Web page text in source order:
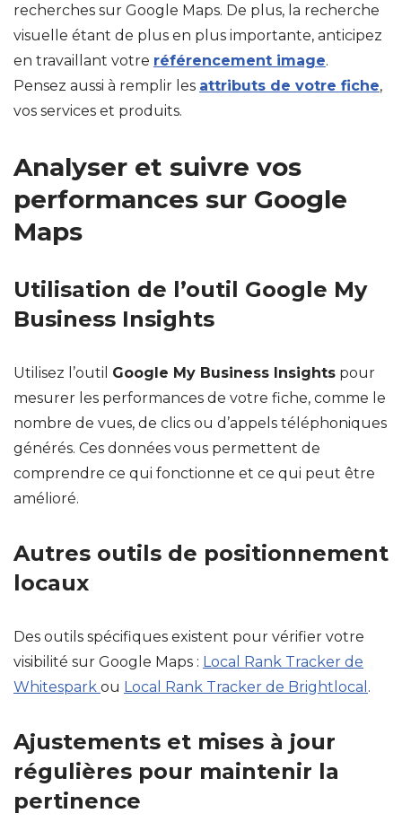
recherches sur Google Maps. De plus, la recherche
visuelle étant de plus en plus importante, anticipez
en travaillant votre référencement image.
Pensez aussi à remplir les attributs de votre fiche,
vos services et produits.
Analyser et suivre vos
performances sur Google
Maps
Utilisation de l’outil Google My
Business Insights
Utilisez l’outil Google My Business Insights pour
mesurer les performances de votre fiche, comme le
nombre de vues, de clics ou d’appels téléphoniques
générés. Ces données vous permettent de
comprendre ce qui fonctionne et ce qui peut être
amélioré.
Autres outils de positionnement
locaux
Des outils spécifiques existent pour vérifier votre
visibilité sur Google Maps : Local Rank Tracker de
Whitespark ou Local Rank Tracker de Brightlocal .
Ajustements et mises à jour
régulières pour maintenir la
pertinence